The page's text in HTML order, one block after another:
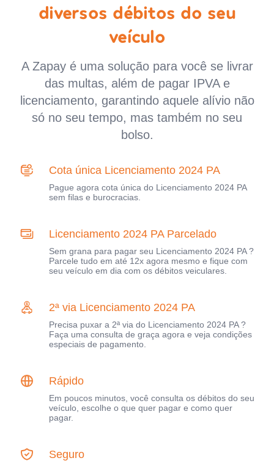
diversos débitos do seu
veículo
A Zapay é uma solução para você se livrar
das multas, além de pagar IPVA e
licenciamento, garantindo aquele alívio não
só no seu tempo, mas também no seu
bolso.
Cota única Licenciamento 2024 PA
Pague agora cota única do Licenciamento 2024 PA
sem filas e burocracias.
Licenciamento 2024 PA Parcelado
Sem grana para pagar seu Licenciamento 2024 PA ?
Parcele tudo em até 12x agora mesmo e fique com
seu veículo em dia com os débitos veiculares.
2ª via Licenciamento 2024 PA
Precisa puxar a 2ª via do Licenciamento 2024 PA ?
Faça uma consulta de graça agora e veja condições
especiais de pagamento.
Rápido
Em poucos minutos, você consulta os débitos do seu
veículo, escolhe o que quer pagar e como quer
pagar.
Seguro